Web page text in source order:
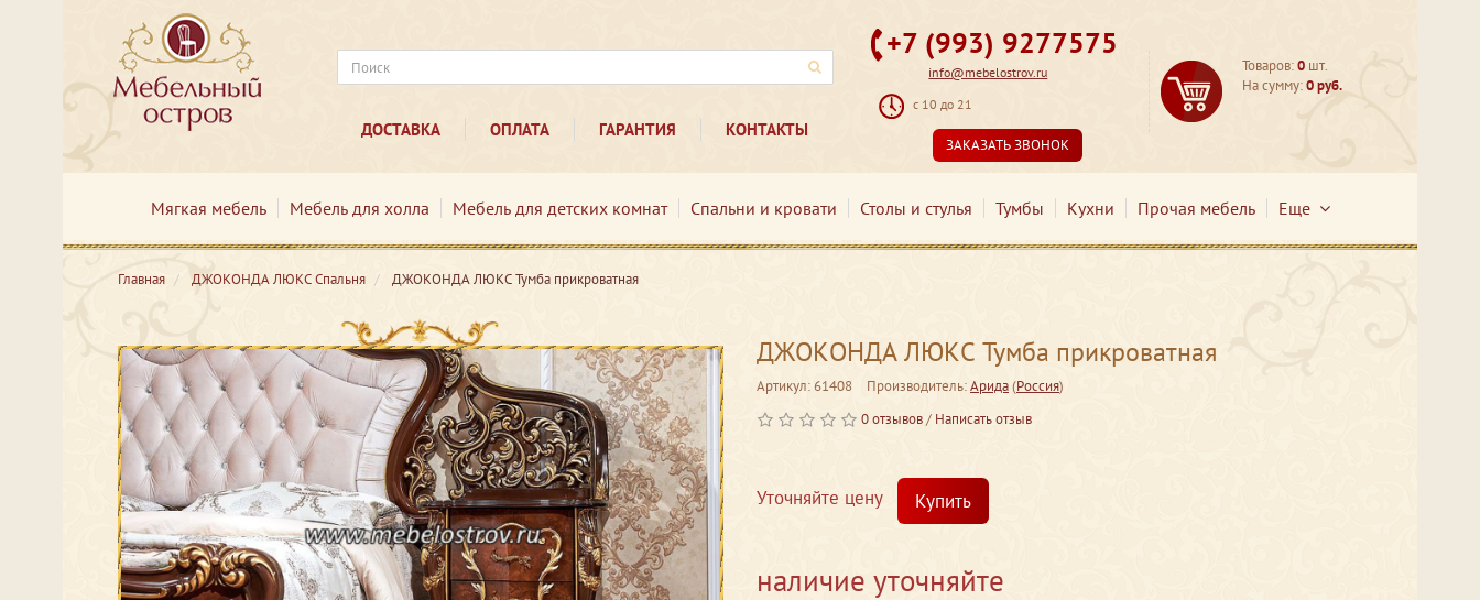
ДОСТАВКА ОПЛАТА ГАРАНТИЯ КОНТАКТЫ
+7 (993) 9277575
info@mebelostrov.ru
с 10 до 21
ЗАКАЗАТЬ ЗВОНОК
Товаров:0 шт.
На сумму:0 руб.
Мягкая мебель Мебель для холла Мебель для детских комнат Спальни и кровати Столы и стулья Тумбы Кухни Прочая мебель Еще
Главная ДЖОКОНДА ЛЮКС Спальня ДЖОКОНДА ЛЮКС Тумба прикроватная
ДЖОКОНДА ЛЮКС Тумба прикроватная
Артикул: 61408 Производитель:Арида(Россия)
0 отзывов/ Написать отзыв
Уточняйте цену Купить
наличие уточняйте